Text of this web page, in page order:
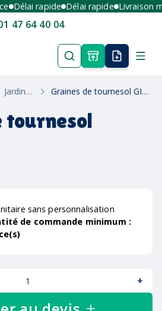
Délai rapide Délai rapide Livraison
47 64 40 04
Jardinage Graines de tournesol GIRASOL
tournesol
sans personnalisation
de commande minimum :
+